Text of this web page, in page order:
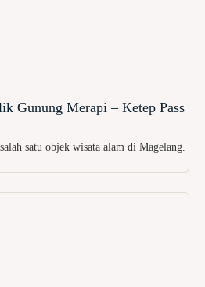
Gunung Merapi – Ketep Pass
satu objek wisata alam di Magelang.